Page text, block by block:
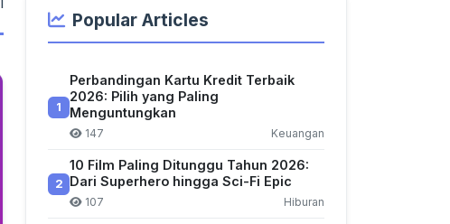
Popular Articles
1
Perbandingan Kartu Kredit Terbaik
2026: Pilih yang Paling
Menguntungkan
147 Keuangan
2
10 Film Paling Ditunggu Tahun 2026:
Dari Superhero hingga Sci-Fi Epic
107 Hiburan